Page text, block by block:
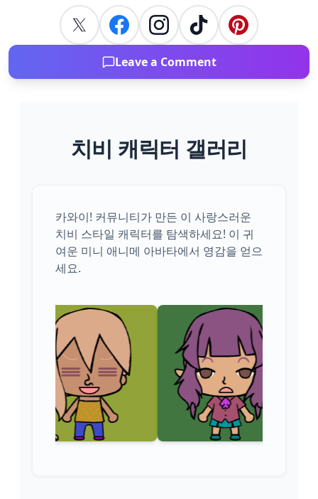
Leave a Comment
치비 캐릭터 갤러리
카와이! 커뮤니티가 만든 이 사랑스러운
치비 스타일 캐릭터를 탐색하세요! 이 귀
여운 미니 애니메 아바타에서 영감을 얻으
세요.